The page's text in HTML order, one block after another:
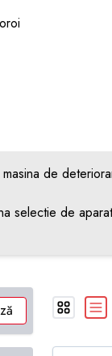
de
selectie de